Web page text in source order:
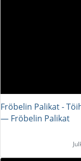
Fröbelin Palikat -
― Fröbelin Palikat